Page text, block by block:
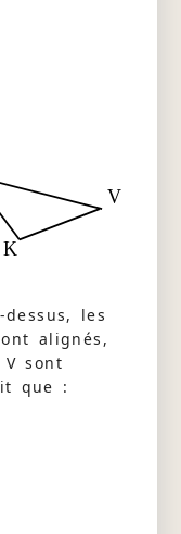
V
K
les
alignés,
sont
que :